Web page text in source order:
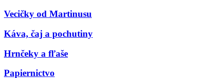
Vecičky od Martinusu
Káva, čaj a pochutiny
Hrnčeky a fľaše
Papiernictvo